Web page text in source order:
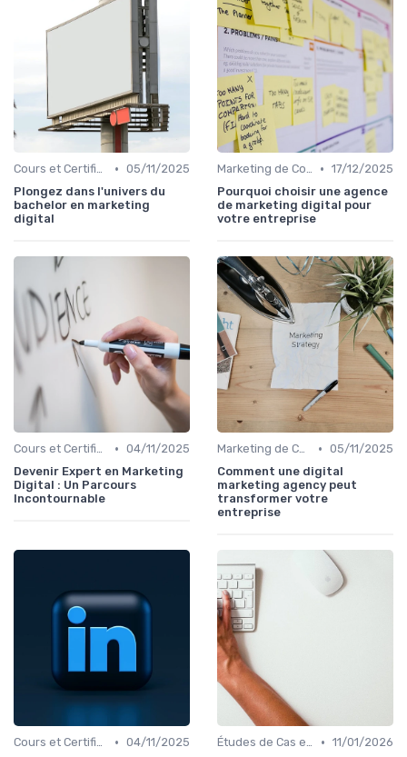
Cours et Certifications en Marketing Digital • 05/11/2025
Plongez dans l'univers du
bachelor en marketing
digital
Marketing de Contenu • 17/12/2025
Pourquoi choisir une agence
de marketing digital pour
votre entreprise
Cours et Certifications en Marketing Digital • 04/11/2025
Devenir Expert en Marketing
Digital : Un Parcours
Incontournable
Marketing de Contenu • 05/11/2025
Comment une digital
marketing agency peut
transformer votre
entreprise
Cours et Certifications en Marketing Digital • 04/11/2025
Études de Cas et Best Practices • 11/01/2026